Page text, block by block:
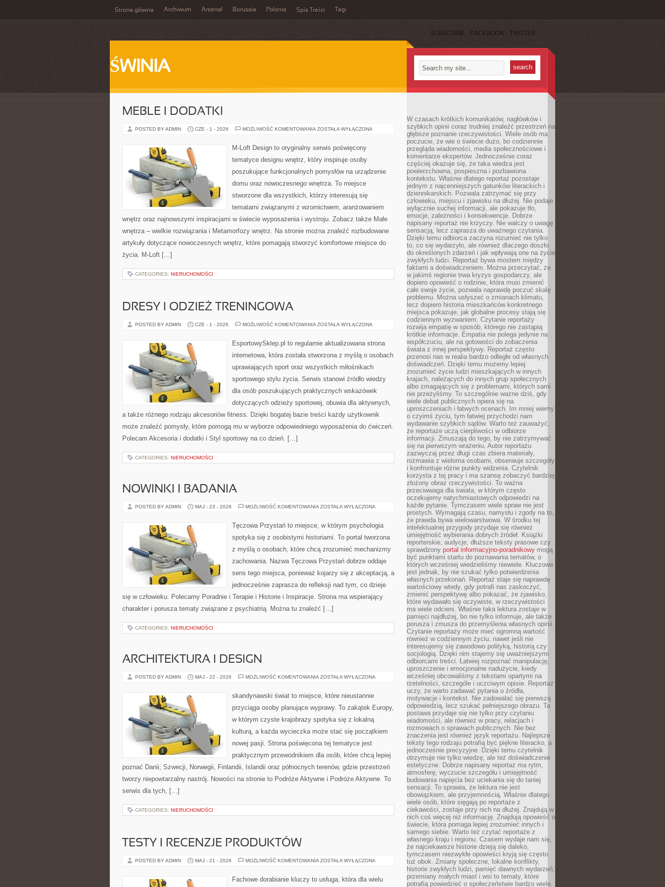
Strona główna Archiwum Arsenal Borussia Polonia Spis Treści Tagi
SUBSCRIBE FACEBOOK TWITTER
ŚWINIA
MEBLE I DODATKI
POSTED BY ADMIN CZE - 1 - 2026 MOŻLIWOŚĆ KOMENTOWANIA MEBLE
ZOSTAŁA WYŁĄCZONA
M-Loft Design to oryginalny serwis poświęcony
tematyce designu wnętrz, który inspiruje osoby
poszukujące funkcjonalnych pomysłów na urządzenie
domu oraz nowoczesnego wnętrza. To miejsce
stworzone dla wszystkich, którzy interesują się
tematami związanymi z wzornictwem, aranżowaniem
wnętrz oraz najnowszymi inspiracjami w świecie wyposażenia i wystroju. Zobacz także Małe
wnętrza – wielkie rozwiązania i Metamorfozy wnętrz. Na stronie można znaleźć rozbudowane
artykuły dotyczące nowoczesnych wnętrz, które pomagają stworzyć komfortowe miejsce do
życia. M-Loft […]
CATEGORIES: NIERUCHOMOŚCI
DRESY I ODZIEŻ TRENINGOWA
POSTED BY ADMIN CZE - 1 - 2026 MOŻLIWOŚĆ KOMENTOWANIA DRESY
TRENINGOWA
ZOSTAŁA WYŁĄCZONA
EsportowySklep.pl to regularnie aktualizowana strona
internetowa, która została stworzona z myślą o osobach
uprawiających sport oraz wszystkich miłośnikach
sportowego stylu życia. Serwis stanowi źródło wiedzy
dla osób poszukujących praktycznych wskazówek
dotyczących odzieży sportowej, obuwia dla aktywnych,
a także różnego rodzaju akcesoriów fitness. Dzięki bogatej bazie treści każdy użytkownik
może znaleźć pomysły, które pomogą mu w wyborze odpowiedniego wyposażenia do ćwiczeń.
Polecam Akcesoria i dodatki i Styl sportowy na co dzień. […]
CATEGORIES: NIERUCHOMOŚCI
NOWINKI I BADANIA
POSTED BY ADMIN MAJ - 23 - 2026 MOŻLIWOŚĆ KOMENTOWANIA NOWINKI
ZOSTAŁA WYŁĄCZONA
Tęczowa Przystań to miejsce, w którym psychologia
spotyka się z osobistymi historiami. To portal tworzona
z myślą o osobach, które chcą zrozumieć mechanizmy
zachowania. Nazwa Tęczowa Przystań dobrze oddaje
sens tego miejsca, ponieważ kojarzy się z akceptacją, a
jednocześnie zaprasza do refleksji nad tym, co dzieje
się w człowieku. Polecamy Poradnie i Terapie i Historie i Inspiracje. Strona ma wspierający
charakter i porusza tematy związane z psychiatrią. Można tu znaleźć […]
CATEGORIES: NIERUCHOMOŚCI
ARCHITEKTURA I DESIGN
POSTED BY ADMIN MAJ - 22 - 2026 MOŻLIWOŚĆ KOMENTOWANIA ARCHITEKTURA
ZOSTAŁA WYŁĄCZONA
skandynawski świat to miejsce, które nieustannie
przyciąga osoby planujące wyprawy. To zakątek Europy,
w którym czyste krajobrazy spotyka się z lokalną
kulturą, a każda wycieczka może stać się początkiem
nowej pasji. Strona poświęcona tej tematyce jest
praktycznym przewodnikiem dla osób, które chcą lepiej
poznać Danii, Szwecji, Norwegii, Finlandii, Islandii oraz północnych terenów, gdzie przestrzeń
tworzy niepowtarzalny nastrój. Nowości na stronie to Podróże Aktywne i Podróże Aktywne. To
serwis dla tych, […]
CATEGORIES: NIERUCHOMOŚCI
TESTY I RECENZJE PRODUKTÓW
POSTED BY ADMIN MAJ - 21 - 2026 MOŻLIWOŚĆ KOMENTOWANIA TESTY
PRODUKTÓW
ZOSTAŁA WYŁĄCZONA
Fachowe dorabianie kluczy to usługa, która dla wielu
W czasach krótkich komunikatów, nagłówków i
szybkich opinii coraz trudniej znaleźć przestrzeń na
głębsze poznanie rzeczywistości. Wiele osób ma
poczucie, że wie o świecie dużo, bo codziennie
przegląda wiadomości, media społecznościowe i
komentarze ekspertów. Jednocześnie coraz
częściej okazuje się, że taka wiedza jest
powierzchowna, pospieszna i pozbawiona
kontekstu. Właśnie dlatego reportaż pozostaje
jednym z najcenniejszych gatunków literackich i
dziennikarskich. Pozwala zatrzymać się przy
człowieku, miejscu i zjawisku na dłużej. Nie podaje
wyłącznie suchej informacji, ale pokazuje tło,
emocje, zależności i konsekwencje. Dobrze
napisany reportaż nie krzyczy. Nie walczy o uwagę
sensacją, lecz zaprasza do uważnego czytania.
Dzięki temu odbiorca zaczyna rozumieć nie tylko
to, co się wydarzyło, ale również dlaczego doszło
do określonych zdarzeń i jak wpływają one na życie
zwykłych ludzi. Reportaż bywa mostem między
faktami a doświadczeniem. Można przeczytać, że
w jakimś regionie trwa kryzys gospodarczy, ale
dopiero opowieść o rodzinie, która musi zmienić
całe swoje życie, pozwala naprawdę poczuć skalę
problemu. Można usłyszeć o zmianach klimatu,
lecz dopiero historia mieszkańców konkretnego
miejsca pokazuje, jak globalne procesy stają się
codziennym wyzwaniem. Czytanie reportaży
rozwija empatię w sposób, którego nie zastąpią
krótkie informacje. Empatia nie polega jedynie na
współczuciu, ale na gotowości do zobaczenia
świata z innej perspektywy. Reportaż często
przenosi nas w realia bardzo odległe od własnych
doświadczeń. Dzięki temu możemy lepiej
zrozumieć życie ludzi mieszkających w innych
krajach, należących do innych grup społecznych
albo zmagających się z problemami, których sami
nie przeżyliśmy. To szczególnie ważne dziś, gdy
wiele debat publicznych opiera się na
uproszczeniach i łatwych ocenach. Im mniej wiemy
o czyimś życiu, tym łatwiej przychodzi nam
wydawanie szybkich sądów. Warto też zauważyć,
że reportaże uczą cierpliwości w odbiorze
informacji. Zmuszają do tego, by nie zatrzymywać
się na pierwszym wrażeniu. Autor reportażu
zazwyczaj przez długi czas zbiera materiały,
rozmawia z wieloma osobami, obserwuje szczegóły
i konfrontuje różne punkty widzenia. Czytelnik
korzysta z tej pracy i ma szansę zobaczyć bardziej
złożony obraz rzeczywistości. To ważna
przeciwwaga dla świata, w którym często
oczekujemy natychmiastowych odpowiedzi na
każde pytanie. Tymczasem wiele spraw nie jest
prostych. Wymagają czasu, namysłu i zgody na to,
że prawda bywa wielowarstwowa. W środku tej
intelektualnej przygody przydaje się również
umiejętność wybierania dobrych źródeł. Książki
reporterskie, audycje, dłuższe teksty prasowe czy
sprawdzony portal informacyjno-poradnikowy mogą
być punktami startu do poznawania tematów, o
których wcześniej wiedzieliśmy niewiele. Kluczowe
jest jednak, by nie szukać tylko potwierdzenia
własnych przekonań. Reportaż staje się naprawdę
wartościowy wtedy, gdy potrafi nas zaskoczyć,
zmienić perspektywę albo pokazać, że zjawisko,
które wydawało się oczywiste, w rzeczywistości
ma wiele odcieni. Właśnie taka lektura zostaje w
pamięci najdłużej, bo nie tylko informuje, ale także
porusza i zmusza do przemyślenia własnych opinii.
Czytanie reportaży może mieć ogromną wartość
również w codziennym życiu, nawet jeśli nie
interesujemy się zawodowo polityką, historią czy
socjologią. Dzięki nim stajemy się uważniejszymi
odbiorcami treści. Łatwiej rozpoznać manipulację,
uproszczenie i emocjonalne nadużycie, kiedy
wcześniej obcowaliśmy z tekstami opartymi na
rzetelności, szczególe i uczciwym opisie. Reportaż
uczy, że warto zadawać pytania o źródła,
motywacje i kontekst. Nie zadowalać się pierwszą
odpowiedzią, lecz szukać pełniejszego obrazu. Ta
postawa przydaje się nie tylko przy czytaniu
wiadomości, ale również w pracy, relacjach i
rozmowach o sprawach publicznych. Nie bez
znaczenia jest również język reportażu. Najlepsze
teksty tego rodzaju potrafią być piękne literacko, a
jednocześnie precyzyjne. Dzięki temu czytelnik
otrzymuje nie tylko wiedzę, ale też doświadczenie
estetyczne. Dobrze napisany reportaż ma rytm,
atmosferę, wyczucie szczegółu i umiejętność
budowania napięcia bez uciekania się do taniej
sensacji. To sprawia, że lektura nie jest
obowiązkiem, ale przyjemnością. Właśnie dlatego
wiele osób, które sięgają po reportaże z
ciekawości, zostaje przy nich na dłużej. Znajdują w
nich coś więcej niż informację. Znajdują opowieść o
świecie, która pomaga lepiej zrozumieć innych i
samego siebie. Warto też czytać reportaże z
własnego kraju i regionu. Czasem wydaje nam się,
że najciekawsze historie dzieją się daleko,
tymczasem niezwykłe opowieści kryją się często
tuż obok. Zmiany społeczne, lokalne konflikty,
historie zwykłych ludzi, pamięć dawnych wydarzeń,
przemiany małych miast i wsi to tematy, które
potrafią powiedzieć o społeczeństwie bardzo wiele.